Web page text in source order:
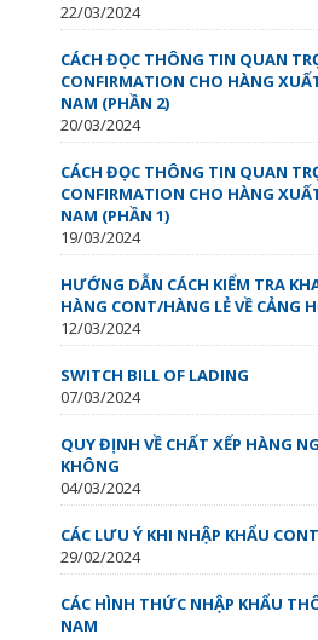
22/03/2024
CÁCH ĐỌC THÔNG TIN QUAN
CONFIRMATION CHO HÀNG
NAM (PHẦN 2)
20/03/2024
CÁCH ĐỌC THÔNG TIN QUAN
CONFIRMATION CHO HÀNG
NAM (PHẦN 1)
19/03/2024
HƯỚNG DẪN CÁCH KIỂM TRA
HÀNG CONT/HÀNG LẺ VỀ CẢNG
12/03/2024
SWITCH BILL OF LADING
07/03/2024
QUY ĐỊNH VỀ CHẤT XẾP HÀNG
KHÔNG
04/03/2024
CÁC LƯU Ý KHI NHẬP KHẨU
29/02/2024
CÁC HÌNH THỨC NHẬP KHẨU
NAM